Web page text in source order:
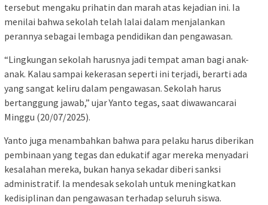
tersebut mengaku prihatin dan marah atas kejadian ini. Ia
menilai bahwa sekolah telah lalai dalam menjalankan
perannya sebagai lembaga pendidikan dan pengawasan.
“Lingkungan sekolah harusnya jadi tempat aman bagi anak-
anak. Kalau sampai kekerasan seperti ini terjadi, berarti ada
yang sangat keliru dalam pengawasan. Sekolah harus
bertanggung jawab,” ujar Yanto tegas, saat diwawancarai
Minggu (20/07/2025).
Yanto juga menambahkan bahwa para pelaku harus diberikan
pembinaan yang tegas dan edukatif agar mereka menyadari
kesalahan mereka, bukan hanya sekadar diberi sanksi
administratif. Ia mendesak sekolah untuk meningkatkan
kedisiplinan dan pengawasan terhadap seluruh siswa.